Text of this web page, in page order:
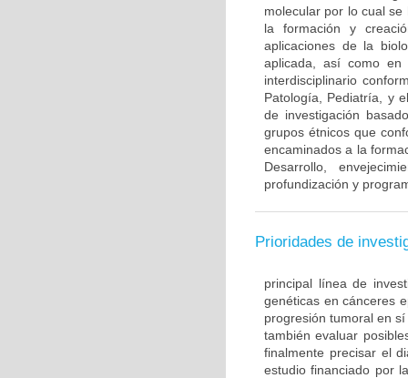
molecular por lo cual
la formación y
aplicaciones de la
aplicada, así como en
interdisciplinario
Patología, Pediatría, y
de investigación
grupos étnicos que
encaminados a la
Desarrollo,
profundización y
Prioridades de
principal línea de
genéticas en cánceres
progresión tumoral en
también evaluar
finalmente precisar el
estudio financiado por